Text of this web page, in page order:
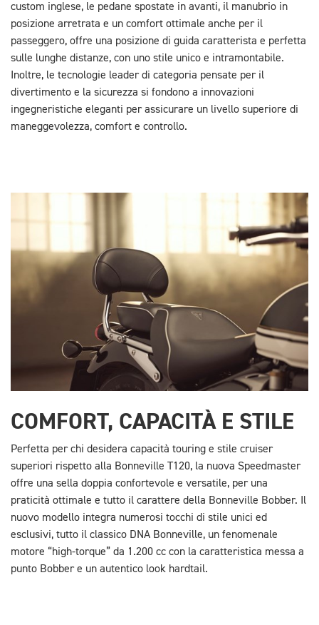
custom inglese, le pedane spostate in avanti, il manubrio in
posizione arretrata e un comfort ottimale anche per il
passeggero, offre una posizione di guida caratterista e perfetta
sulle lunghe distanze, con uno stile unico e intramontabile.
Inoltre, le tecnologie leader di categoria pensate per il
divertimento e la sicurezza si fondono a innovazioni
ingegneristiche eleganti per assicurare un livello superiore di
maneggevolezza, comfort e controllo.
COMFORT, CAPACITÀ E STILE
Perfetta per chi desidera capacità touring e stile cruiser
superiori rispetto alla Bonneville T120, la nuova Speedmaster
offre una sella doppia confortevole e versatile, per una
praticità ottimale e tutto il carattere della Bonneville Bobber. Il
nuovo modello integra numerosi tocchi di stile unici ed
esclusivi, tutto il classico DNA Bonneville, un fenomenale
motore “high-torque” da 1.200 cc con la caratteristica messa a
punto Bobber e un autentico look hardtail.